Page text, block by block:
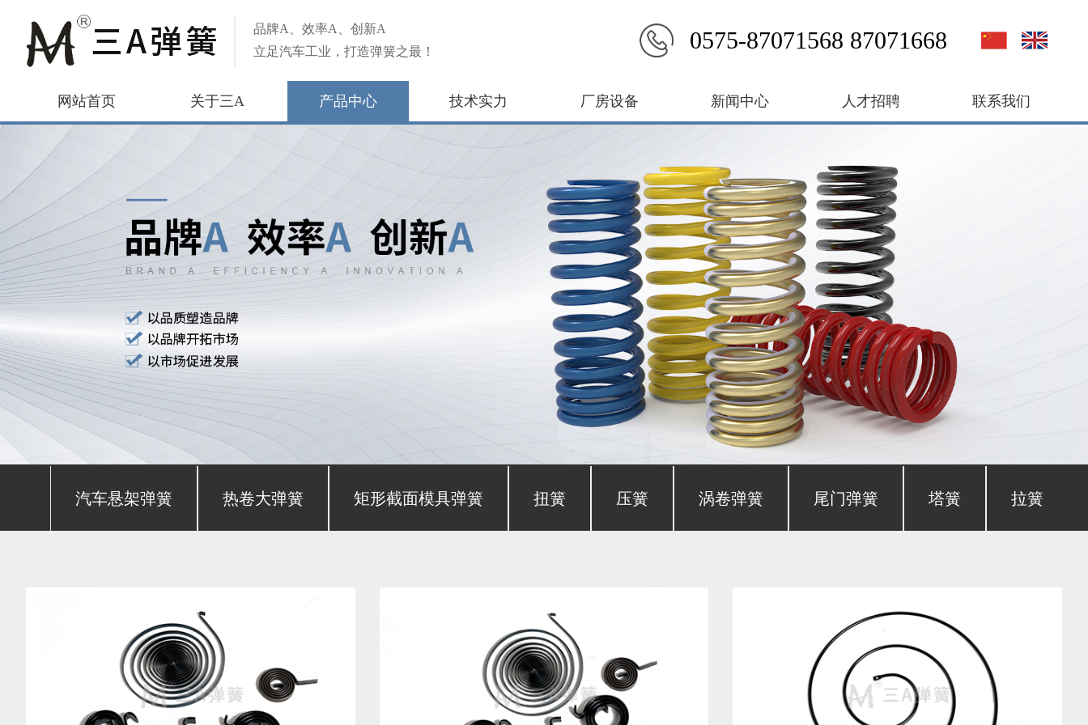
品牌A、效率A、创新A
立足汽车工业，打造弹簧之最！
0575-87071568 87071668
网站首页 关于三A 产品中心 技术实力 厂房设备 新闻中心 人才招聘 联系我们
汽车悬架弹簧 热卷大弹簧 矩形截面模具弹簧 扭簧 压簧 涡卷弹簧 尾门弹簧 塔簧 拉簧